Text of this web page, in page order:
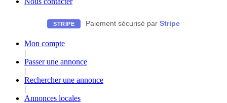
STRIPE Paiement sécurisé par Stripe
Mon compte
|
Passer une annonce
|
Rechercher une annonce
|
Annonces locales